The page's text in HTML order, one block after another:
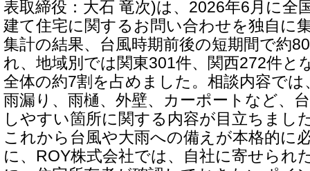
表取締役：大石 竜次)は、2026年6月に全
建て住宅に関するお問い合わせを独自に
集計の結果、台風時期前後の短期間で約
れ、地域別では関東301件、関西272件と
全体の約7割を占めました。相談内容では
雨漏り、雨樋、外壁、カーポートなど、
しやすい箇所に関する内容が目立ちまし
これから台風や大雨への備えが本格的に
に、ROY株式会社では、自社に寄せられ